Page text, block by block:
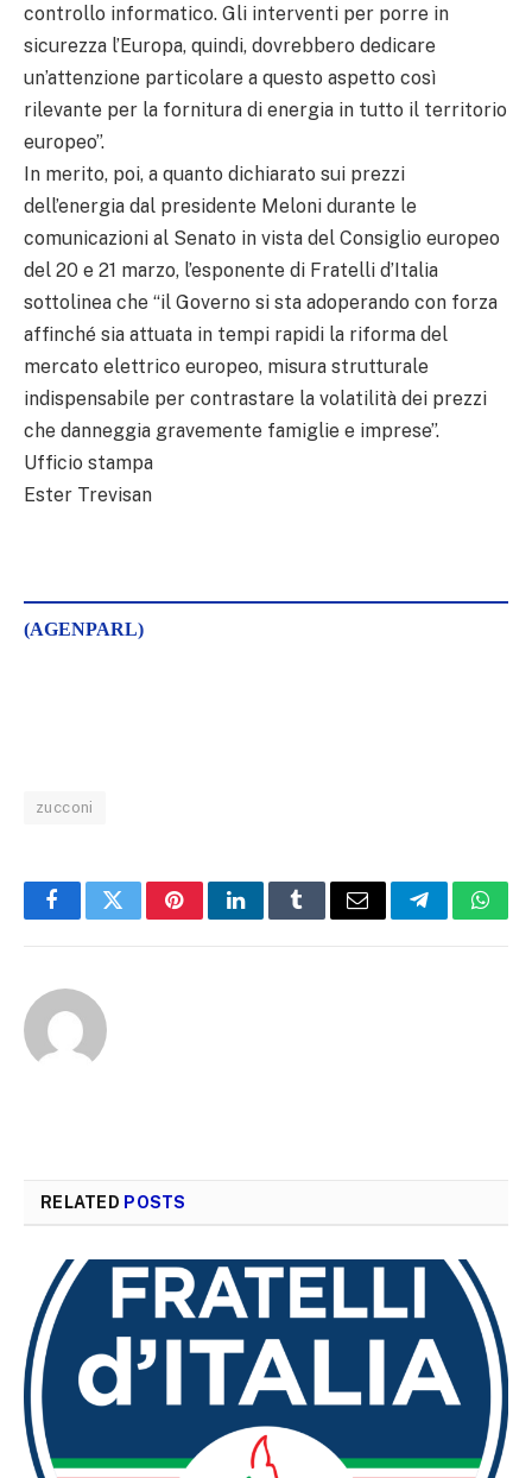
controllo informatico. Gli interventi per porre in
sicurezza l’Europa, quindi, dovrebbero dedicare
un’attenzione particolare a questo aspetto così
rilevante per la fornitura di energia in tutto il territorio
europeo”.
In merito, poi, a quanto dichiarato sui prezzi
dell’energia dal presidente Meloni durante le
comunicazioni al Senato in vista del Consiglio europeo
del 20 e 21 marzo, l’esponente di Fratelli d’Italia
sottolinea che “il Governo si sta adoperando con forza
affinché sia attuata in tempi rapidi la riforma del
mercato elettrico europeo, misura strutturale
indispensabile per contrastare la volatilità dei prezzi
che danneggia gravemente famiglie e imprese”.
Ufficio stampa
Ester Trevisan
(AGENPARL)
zucconi
FacebookTwitterPinterestLinkedInTumblrEmail Telegram
RELATED POSTS